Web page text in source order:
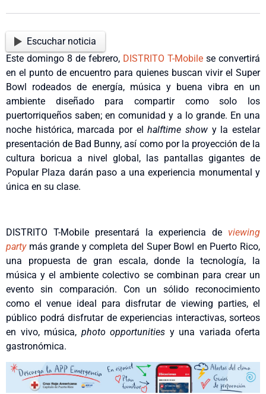
Escuchar noticia
Este domingo 8 de febrero, DISTRITO T-Mobile se convertirá
en el punto de encuentro para quienes buscan vivir el Super
Bowl rodeados de energía, música y buena vibra en un
ambiente diseñado para compartir como solo los
puertorriqueños saben; en comunidad y a lo grande. En una
noche histórica, marcada por elhalftime show y la estelar
presentación de Bad Bunny, así como por la proyección de la
cultura boricua a nivel global, las pantallas gigantes de
Popular Plaza darán paso a una experiencia monumental y
única en su clase.
DISTRITO T-Mobile presentará la experiencia de viewing
partymás grande y completa del Super Bowl en Puerto Rico,
una propuesta de gran escala, donde la tecnología, la
música y el ambiente colectivo se combinan para crear un
evento sin comparación. Con un sólido reconocimiento
como el venue ideal para disfrutar de viewing parties, el
público podrá disfrutar de experiencias interactivas, sorteos
en vivo, música, photo opportunities y una variada oferta
gastronómica.